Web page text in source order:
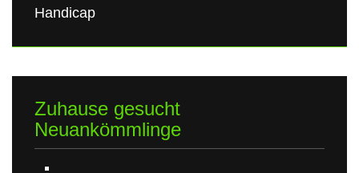
Handicap
Zuhause gesucht
Neuankömmlinge